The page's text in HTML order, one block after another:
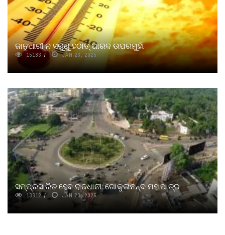
ଜାନୁଆରୀ ନ ସରୁଣୁ ହଠାତ୍‌ ପାରଦ ଉପରମୁହାଁ
15183 JAN 23, 2025
ସମ୍ପ୍ରସାରିତ ହେବ ରାଜଧାନୀ: ଗୋକୁଳାନନ୍ଦ ମହାପାତ୍ର
13812 JAN 23, 2025